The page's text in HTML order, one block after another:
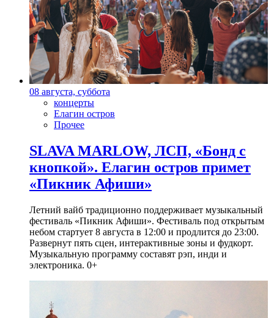
08 августа, суббота
концерты
Елагин остров
Прочее
SLAVA MARLOW, ЛСП, «Бонд с
кнопкой». Елагин остров примет
«Пикник Афиши»
Летний вайб традиционно поддерживает музыкальный
фестиваль «Пикник Афиши». Фестиваль под открытым
небом стартует 8 августа в 12:00 и продлится до 23:00.
Развернут пять сцен, интерактивные зоны и фудкорт.
Музыкальную программу составят рэп, инди и
электроника. 0+